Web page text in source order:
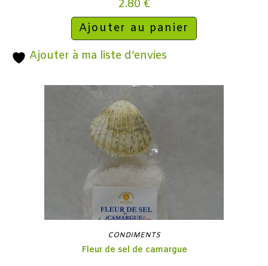
2.80 €
Ajouter au panier
Ajouter à ma liste d’envies
CONDIMENTS
Fleur de sel de camargue